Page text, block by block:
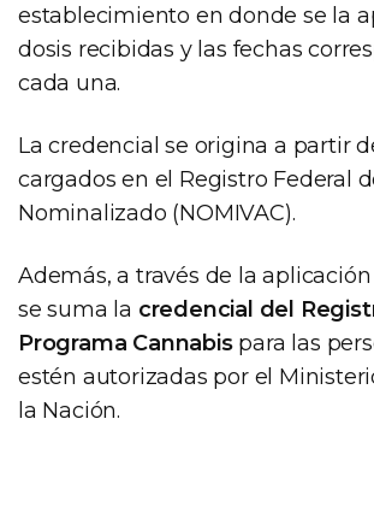
establecimiento en donde se la
dosis recibidas y las fechas
cada una.
La credencial se origina a partir
cargados en el Registro Federal
Nominalizado (NOMIVAC).
Además, a través de la
se suma la credencial del
Programa Cannabispara las
estén autorizadas por el
la Nación.